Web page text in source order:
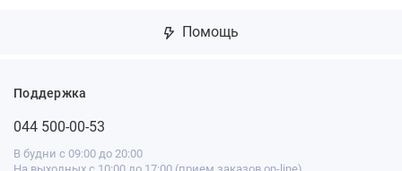
Помощь
Поддержка
044 500-00-53
В будни с 09:00 до 20:00